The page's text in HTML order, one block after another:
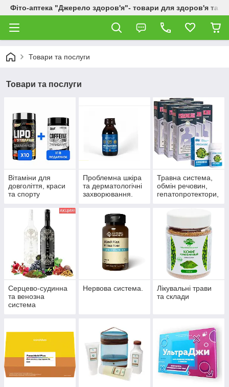
Фіто-аптека "Джерело здоров'я"- товари для здоров'я та
Товари та послуги
Товари та послуги
Вітаміни для
довголіття, краси
та спорту
Проблемна шкіра
та дерматологічні
захворювання.
Травна система,
обмін речовин,
гепатопротектори,
Серцево-судинна
та венозна
система
Нервова система.
Лікувальні трави
та склади